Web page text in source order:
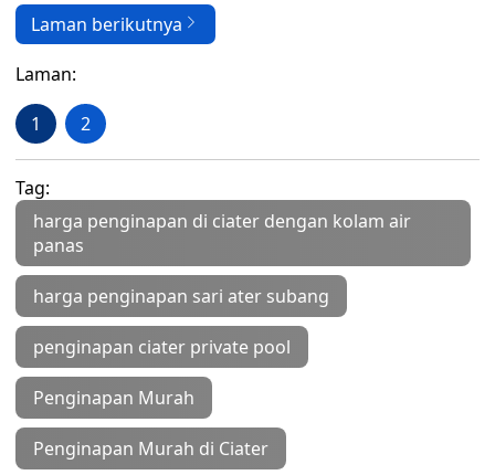
Laman berikutnya
Laman:
1 2
Tag:
harga penginapan di ciater dengan kolam air
panas
harga penginapan sari ater subang
penginapan ciater private pool
Penginapan Murah
Penginapan Murah di Ciater